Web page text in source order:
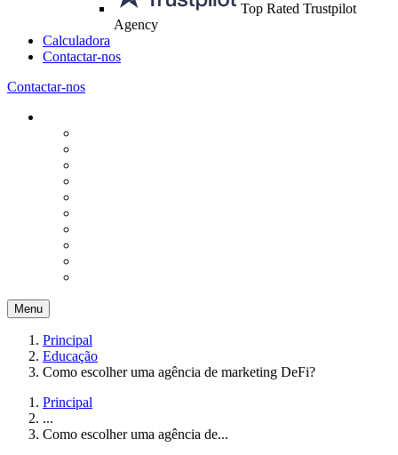
Top Rated Trustpilot
Agency
Calculadora
Contactar-nos
Contactar-nos
Menu
Principal
Educação
Como escolher uma agência de marketing DeFi?
Principal
...
Como escolher uma agência de...